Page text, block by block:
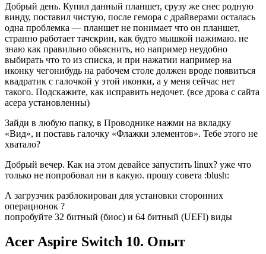
Добрый день. Купил данный планшет, срузу же снес родную
винду, поставил чистую, после гемора с драйверами осталась
одна проблемка — планшет не понимает что он планшет,
странно работает тачскрин, как будто мышкой нажимаю. не
знаю как правильно обьяснить, но например неудобно
выбирать что то из списка, и при нажатии например на
иконку чегонибудь на рабочем столе должен вроде появиться
квадратик с галочкой у этой иконки, а у меня сейчас нет
такого. Подскажите, как исправить недочет. (все дрова с сайта
асера установленны)
Зайди в любую папку, в Проводнике нажми на вкладку
«Вид», и поставь галочку «Флажки элементов». Тебе этого не
хватало?
Добрый вечер. Как на этом девайсе запустить linux? уже что
только не попробовал ни в какую. прошу совета :blush:
А загрузчик разблокирован для установки сторонних
операционок ?
попробуйте 32 битный (биос) и 64 битный (UEFI) виды
Acer Aspire Switch 10. Опыт